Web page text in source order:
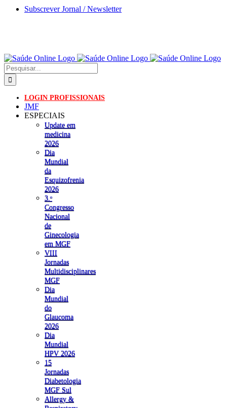
Skip
Subscrever Jornal / Newsletter
Pesquisar
LOGIN PROFISSIONAIS
JMF
ESPECIAIS
Update em
medicina
2026
Dia
Mundial
da
Esquizofrenia
2026
3.ᵒ
Congresso
Nacional
de
Ginecologia
em MGF
VIII
Jornadas
Multidisciplinares
MGF
Dia
Mundial
do
Glaucoma
2026
Dia
Mundial
HPV 2026
15
Jornadas
Diabetologia
MGF Sul
Allergy &